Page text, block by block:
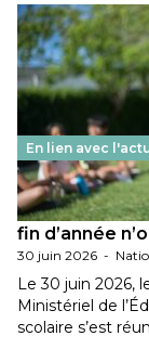
En lien avec
Les décisions
fin d’année
30 juin 2026 -
Le 30 juin 2026,
Ministériel de
scolaire s’est